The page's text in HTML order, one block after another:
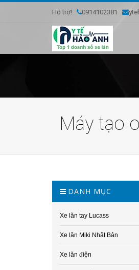
Hỗ trợ! 0914102381
Máy tạo
DANH MỤC
Xe lăn tay Lucass
Xe lăn Miki Nhật Bản
Xe lăn điện